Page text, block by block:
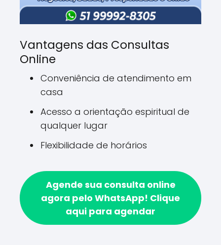
Vantagens das Consultas
Online
Conveniência de atendimento em
casa
Acesso a orientação espiritual de
qualquer lugar
Flexibilidade de horários
Agende sua consulta online
agora pelo WhatsApp! Clique
aqui para agendar